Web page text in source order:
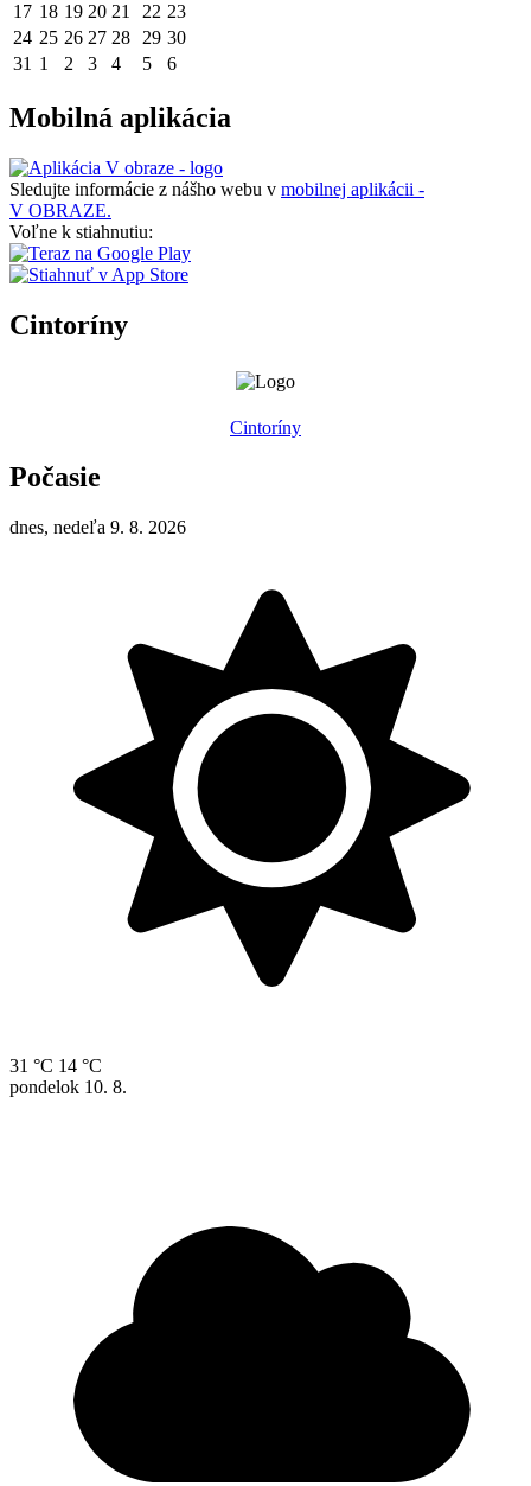
17 18 19 20 21 22 23
24 25 26 27 28 29 30
31 1 2 3 4 5 6
Mobilná aplikácia
Sledujte informácie z nášho webu v mobilnej aplikácii -
V OBRAZE.
Voľne k stiahnutiu:
Cintoríny
Cintoríny
Počasie
dnes, nedeľa 9. 8. 2026
31 °C 14 °C
pondelok 10. 8.